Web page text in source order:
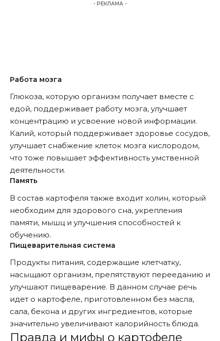
- РЕКЛАМА -
Работа мозга
Глюкоза, которую организм получает вместе с
едой, поддерживает работу мозга, улучшает
концентрацию и усвоение новой информации.
Калий, который поддерживает здоровье сосудов,
улучшает снабжение клеток мозга кислородом,
что тоже повышает эффективность умственной
деятельности.
Память
В состав картофеля также входит холин, который
необходим для здорового сна, укрепления
памяти, мышц и улучшения способностей к
обучению.
Пищеварительная система
Продукты питания, содержащие клетчатку,
насыщают организм, препятствуют перееданию и
улучшают пищеварение. В данном случае речь
идет о картофеле, приготовленном без масла,
сала, бекона и других ингредиентов, которые
значительно увеличивают калорийность блюда.
Правда и мифы о картофеле